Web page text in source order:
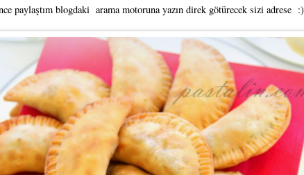
paylaştım blogdaki arama motoruna yazın direk götürecek sizi adrese :)